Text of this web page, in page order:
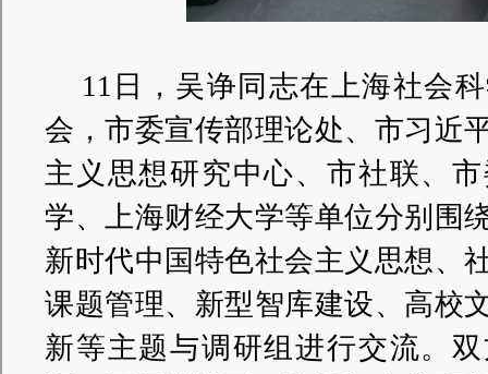
11日，吴诤同志在上海社会
会，市委宣传部理论处、市习近
主义思想研究中心、市社联、
学、上海财经大学等单位分别围
新时代中国特色社会主义思想、
课题管理、新型智库建设、高校
新等主题与调研组进行交流。